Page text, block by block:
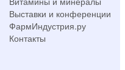
Выставки и конференции
ФармИндустрия.ру
Контакты